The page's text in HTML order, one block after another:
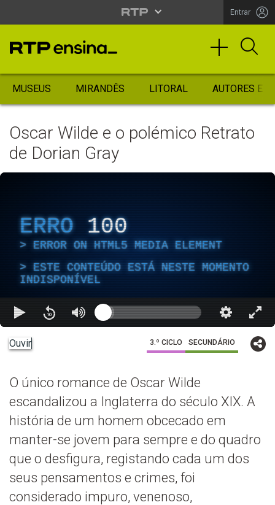
Entrar
MUSEUS MIRANDÊS LITORAL AUTORES
Oscar Wilde e o polémico Retrato
de Dorian Gray
ERRO 100
ERROR ON HTML5 MEDIA ELEMENT
ESTE CONTEÚDO ESTÁ NESTE MOMENTO
INDISPONÍVEL
Ouvir 3.º CICLO SECUNDÁRIO
O único romance de Oscar Wilde
escandalizou a Inglaterra do século XIX. A
história de um homem obcecado em
manter-se jovem para sempre e do quadro
que o desfigura, registando cada um dos
seus pensamentos e crimes, foi
considerado impuro, venenoso,